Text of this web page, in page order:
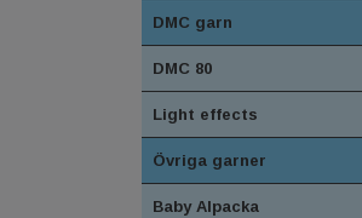
DMC garn
DMC 80
Light effects
Övriga garner
Baby Alpacka